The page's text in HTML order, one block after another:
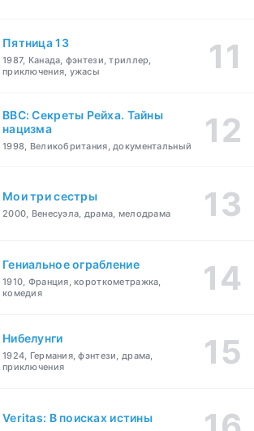
Пятница 13
1987, Канада, фэнтези, триллер,
приключения, ужасы
BBC: Секреты Рейха. Тайны
нацизма
1998, Великобритания, документальный
Мои три сестры
2000, Венесуэла, драма, мелодрама
Гениальное ограбление
1910, Франция, короткометражка,
комедия
Нибелунги
1924, Германия, фэнтези, драма,
приключения
Veritas: В поисках истины